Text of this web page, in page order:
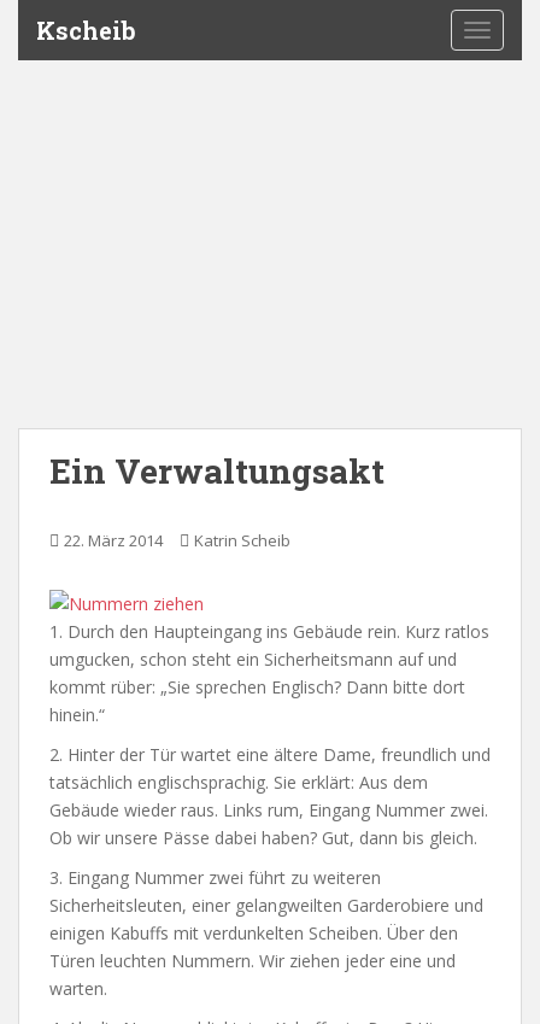
Kscheib
Ein Verwaltungsakt
22. März 2014 Katrin Scheib
1. Durch den Haupteingang ins Gebäude rein. Kurz ratlos
umgucken, schon steht ein Sicherheitsmann auf und
kommt rüber: „Sie sprechen Englisch? Dann bitte dort
hinein.“
2. Hinter der Tür wartet eine ältere Dame, freundlich und
tatsächlich englischsprachig. Sie erklärt: Aus dem
Gebäude wieder raus. Links rum, Eingang Nummer zwei.
Ob wir unsere Pässe dabei haben? Gut, dann bis gleich.
3. Eingang Nummer zwei führt zu weiteren
Sicherheitsleuten, einer gelangweilten Garderobiere und
einigen Kabuffs mit verdunkelten Scheiben. Über den
Türen leuchten Nummern. Wir ziehen jeder eine und
warten.